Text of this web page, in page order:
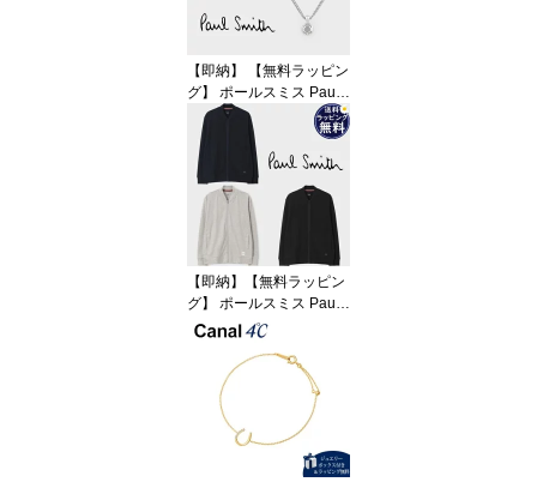
すめ 誕生日 記念日 クリ
スマス 送料無料
【即納】 【無料ラッピン
グ】 ポールスミス Paul
Smith ネックレス Studs
Motif メンズ レディース
ペア 日本製 シルバー 92
5 ブランド 正規品 新品
ギフト プレゼント 人気
おすすめ 誕生日 記念日
クリスマス 送料無料
【即納】【無料ラッピン
グ】 ポールスミス Paul
Smith パーカー ストレッ
ブルゾン ブランド 正規
品 新品 ギフト プレゼン
ト 人気 おすすめ 誕生日
記念日 クリスマス 送料